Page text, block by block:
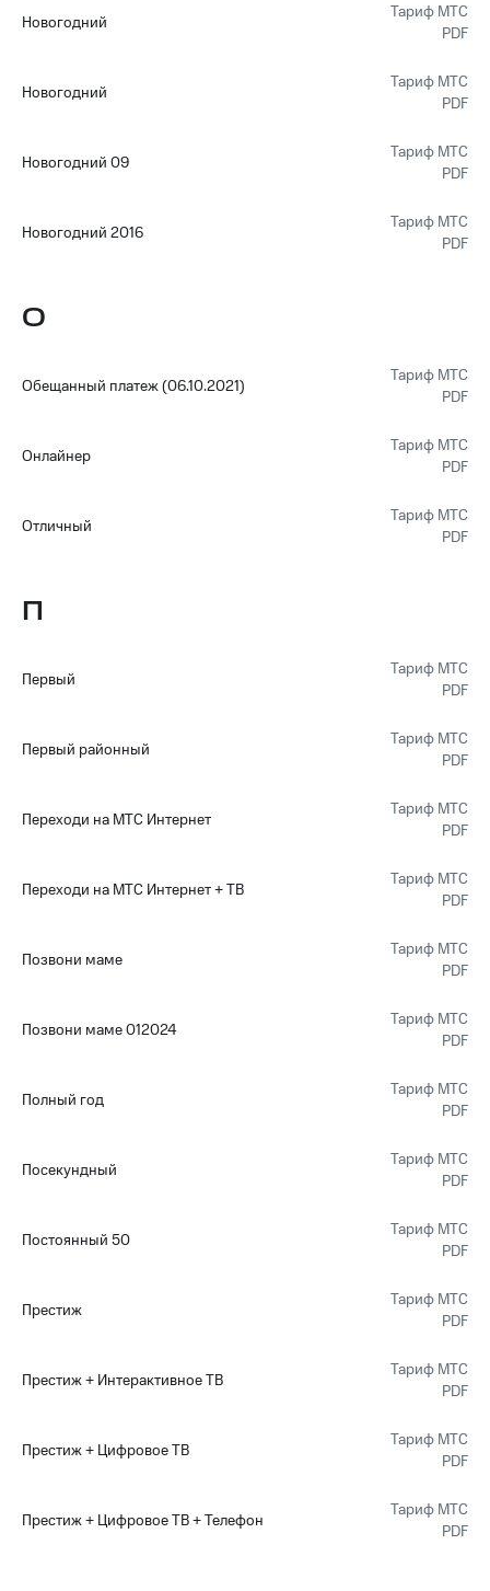
Новогодний
Тариф МТС
PDF
Новогодний
Тариф МТС
PDF
Новогодний 09
Тариф МТС
PDF
Новогодний 2016
Тариф МТС
PDF
О
Обещанный платеж (06.10.2021)
Тариф МТС
PDF
Онлайнер
Тариф МТС
PDF
Отличный
Тариф МТС
PDF
П
Первый
Тариф МТС
PDF
Первый районный
Тариф МТС
PDF
Переходи на МТС Интернет
Тариф МТС
PDF
Переходи на МТС Интернет + ТВ
Тариф МТС
PDF
Позвони маме
Тариф МТС
PDF
Позвони маме 012024
Тариф МТС
PDF
Полный год
Тариф МТС
PDF
Посекундный
Тариф МТС
PDF
Постоянный 50
Тариф МТС
PDF
Престиж
Тариф МТС
PDF
Престиж + Интерактивное ТВ
Тариф МТС
PDF
Престиж + Цифровое ТВ
Тариф МТС
PDF
Престиж + Цифровое ТВ + Телефон
Тариф МТС
PDF